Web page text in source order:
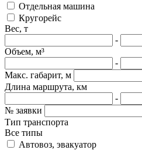
Отдельная машина
Кругорейс
Вес, т
-
Объем, м³
-
Макс. габарит, м
Длина маршрута, км
-
№ заявки
Тип транспорта
Все типы
Автовоз, эвакуатор